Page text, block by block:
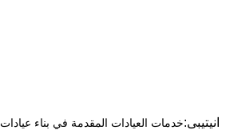
خدمات العيادات المقدمة في بناء عياداتانيتيبى: